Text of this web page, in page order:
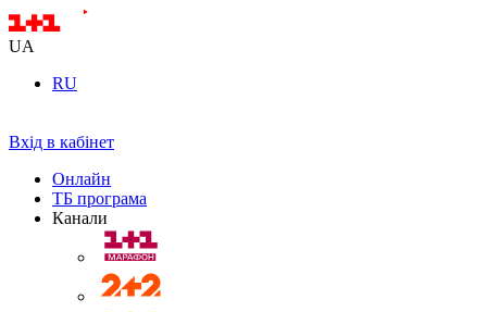
UA
RU
Вхід в кабінет
Онлайн
ТБ програма
Канали